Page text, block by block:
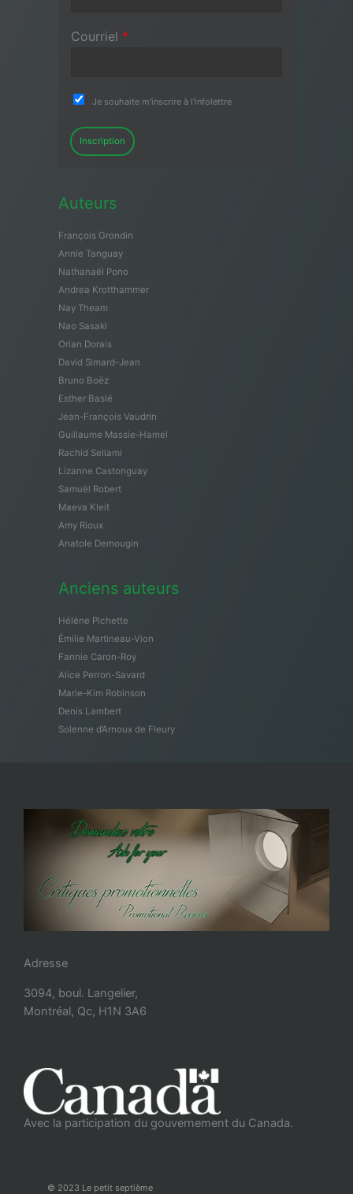
Courriel *
Je souhaite m'inscrire à l'infolettre
Inscription
Auteurs
François Grondin
Annie Tanguay
Nathanaël Pono
Andrea Krotthammer
Nay Theam
Nao Sasaki
Orian Dorais
David Simard-Jean
Bruno Boëz
Esther Baslé
Jean-François Vaudrin
Guillaume Massie-Hamel
Rachid Sellami
Lizanne Castonguay
Samuël Robert
Maeva Kleit
Amy Rioux
Anatole Demougin
Anciens auteurs
Hélène Pichette
Émilie Martineau-Vion
Fannie Caron-Roy
Alice Perron-Savard
Marie-Kim Robinson
Denis Lambert
Solenne d’Arnoux de Fleury
Adresse
3094, boul. Langelier,
Montréal, Qc, H1N 3A6
Avec la participation du gouvernement du Canada.
© 2023 Le petit septième